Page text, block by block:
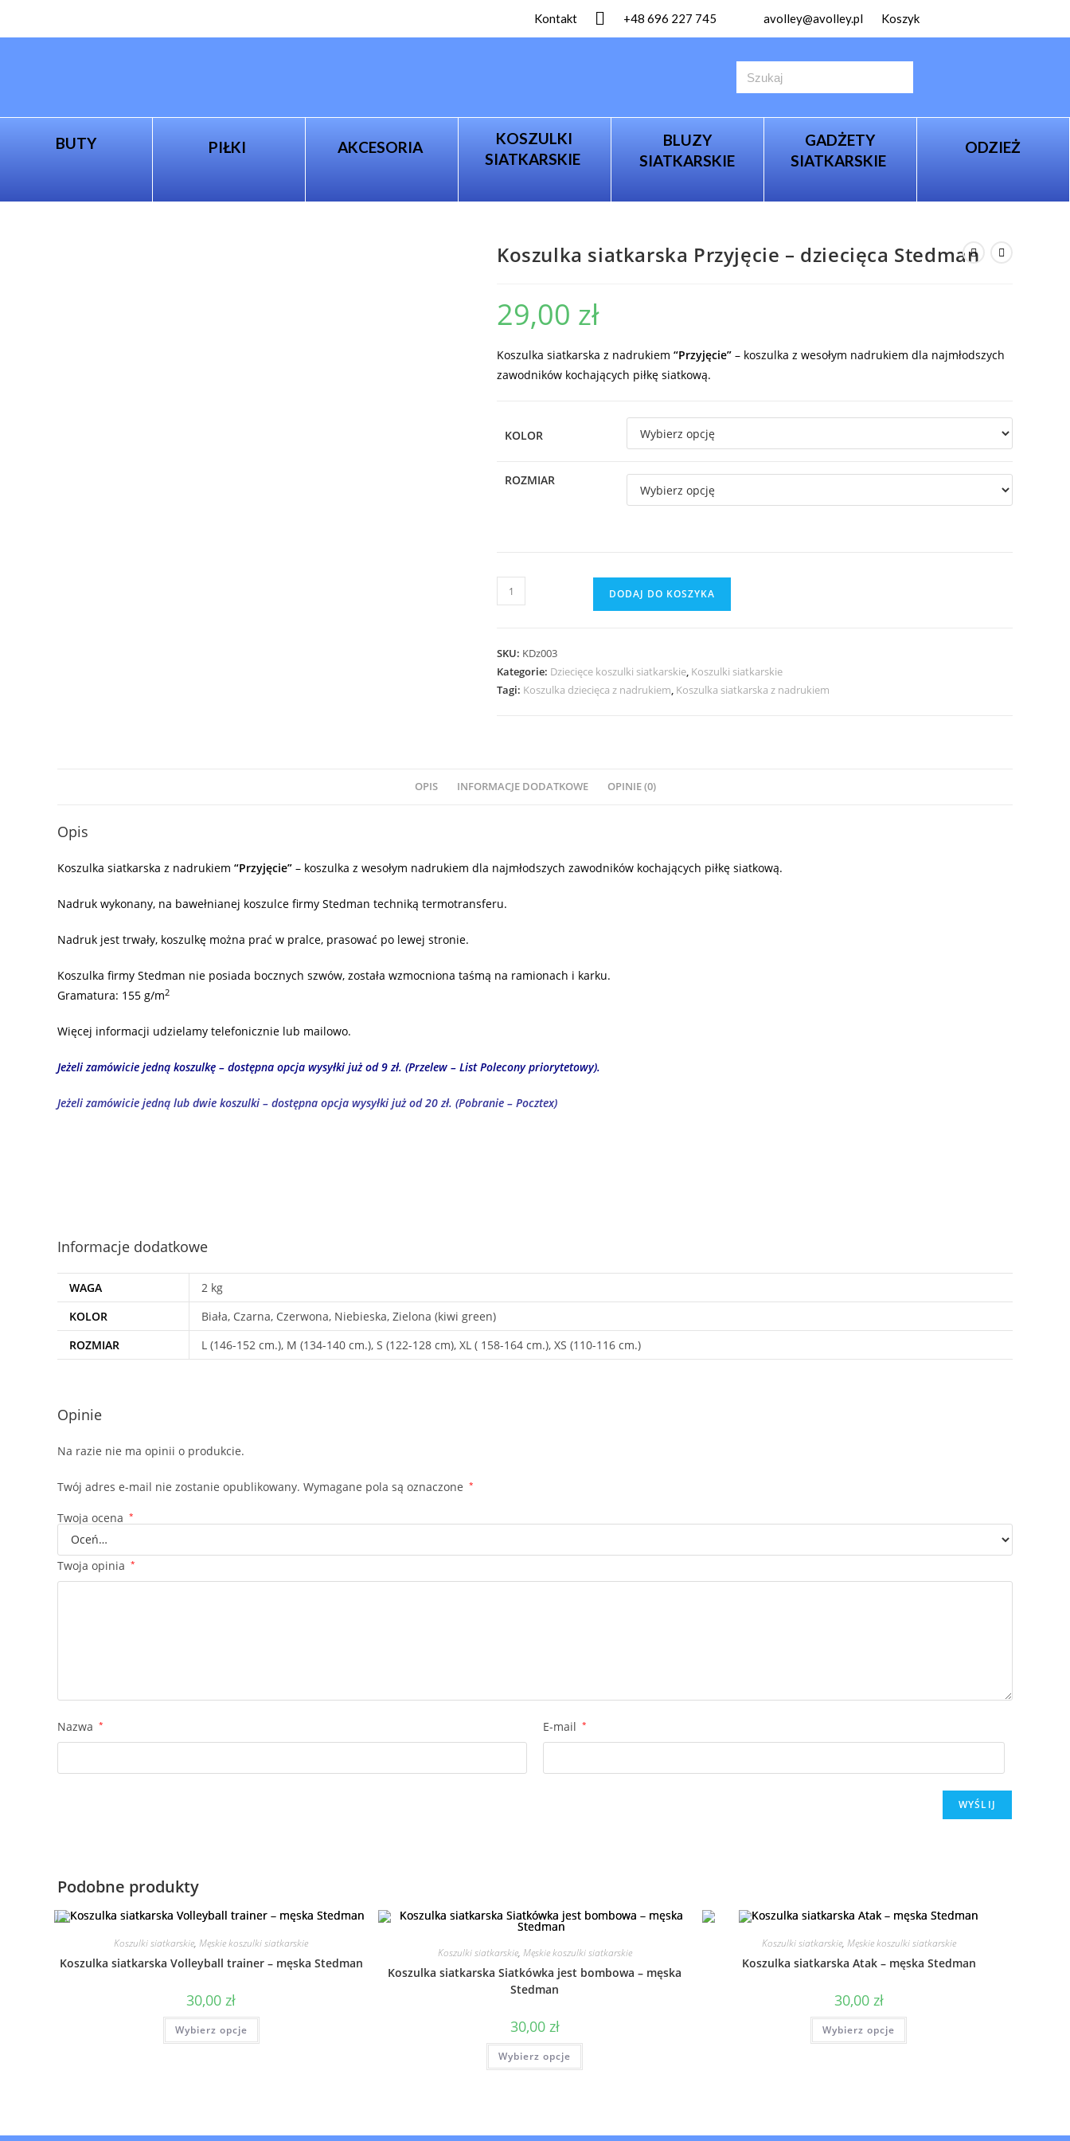
Kontakt +48 696 227 745 avolley@avolley.pl Koszyk
BUTY PIŁKI AKCESORIA
KOSZULKI
SIATKARSKIE
BLUZY
SIATKARSKIE
GADŻETY
SIATKARSKIE
ODZIEŻ
Koszulka siatkarska Przyjęcie – dziecięca Stedman
29,00 zł
Koszulka siatkarska z nadrukiem “Przyjęcie” – koszulka z wesołym nadrukiem dla najmłodszych
zawodników kochających piłkę siatkową.
KOLOR
ROZMIAR
DODAJ DO KOSZYKA
SKU: KDz003
Kategorie: Dziecięce koszulki siatkarskie, Koszulki siatkarskie
Tagi: Koszulka dziecięca z nadrukiem, Koszulka siatkarska z nadrukiem
OPIS INFORMACJE DODATKOWE OPINIE (0)
Opis
Koszulka siatkarska z nadrukiem “Przyjęcie” – koszulka z wesołym nadrukiem dla najmłodszych zawodników kochających piłkę siatkową.
Nadruk wykonany, na bawełnianej koszulce firmy Stedman techniką termotransferu.
Nadruk jest trwały, koszulkę można prać w pralce, prasować po lewej stronie.
Koszulka firmy Stedman nie posiada bocznych szwów, została wzmocniona taśmą na ramionach i karku.
Gramatura: 155 g/m2
Więcej informacji udzielamy telefonicznie lub mailowo.
Jeżeli zamówicie jedną koszulkę – dostępna opcja wysyłki już od 9 zł. (Przelew – List Polecony priorytetowy).
Jeżeli zamówicie jedną lub dwie koszulki – dostępna opcja wysyłki już od 20 zł. (Pobranie – Pocztex)
Informacje dodatkowe
WAGA
2 kg
KOLOR
Biała, Czarna, Czerwona, Niebieska, Zielona (kiwi green)
ROZMIAR
L (146-152 cm.), M (134-140 cm.), S (122-128 cm), XL ( 158-164 cm.), XS (110-116 cm.)
Opinie
Na razie nie ma opinii o produkcie.
Twój adres e-mail nie zostanie opublikowany. Wymagane pola są oznaczone *
Twoja ocena *
Twoja opinia *
Nazwa * E-mail *
Podobne produkty
Koszulki siatkarskie,Męskie koszulki siatkarskie
Koszulka siatkarska Volleyball trainer – męska Stedman
30,00zł
Wybierz opcje
Koszulki siatkarskie, Męskie koszulki siatkarskie
Koszulka siatkarska Siatkówka jest bombowa – męska
Stedman
30,00 zł
Wybierz opcje
Koszulki siatkarskie, Męskie koszulki siatkarskie
Koszulka siatkarska Atak – męska Stedman
30,00 zł
Wybierz opcje